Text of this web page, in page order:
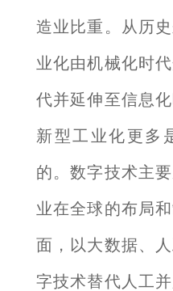
造业比重。从历
业化由机械化时
代并延伸至信息
新型工业化更多
的。数字技术主
业在全球的布局
面，以大数据、
字技术替代人工